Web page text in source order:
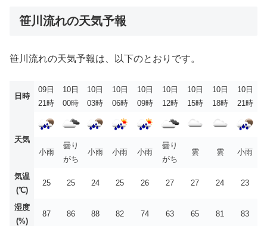
笹川流れの天気予報
笹川流れの天気予報は、以下のとおりです。
日時
09日
21時
10日
00時
10日
03時
10日
06時
10日
09時
10日
12時
10日
15時
10日
18時
10日
21時
天気
小雨
曇り
がち
小雨 小雨 小雨
曇り
がち
雲 雲 小雨
気温
(℃)
25 25 24 25 26 27 27 24 23
湿度
(%)
87 86 88 82 74 63 65 81 83